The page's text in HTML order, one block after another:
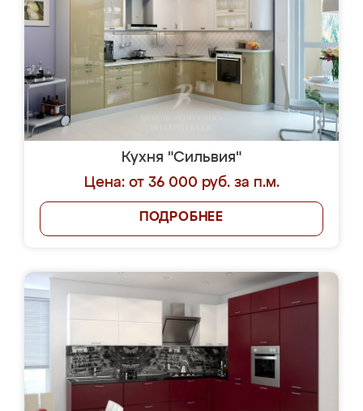
Кухня "Сильвия"
Цена: от 36 000 руб. за п.м.
ПОДРОБНЕЕ